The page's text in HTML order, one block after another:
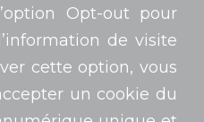
Opt-out pour
de visite
cette option, vous
un cookie du